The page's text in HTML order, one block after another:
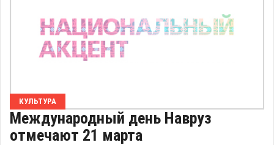
КУЛЬТУРА
Международный день Навруз
отмечают 21 марта